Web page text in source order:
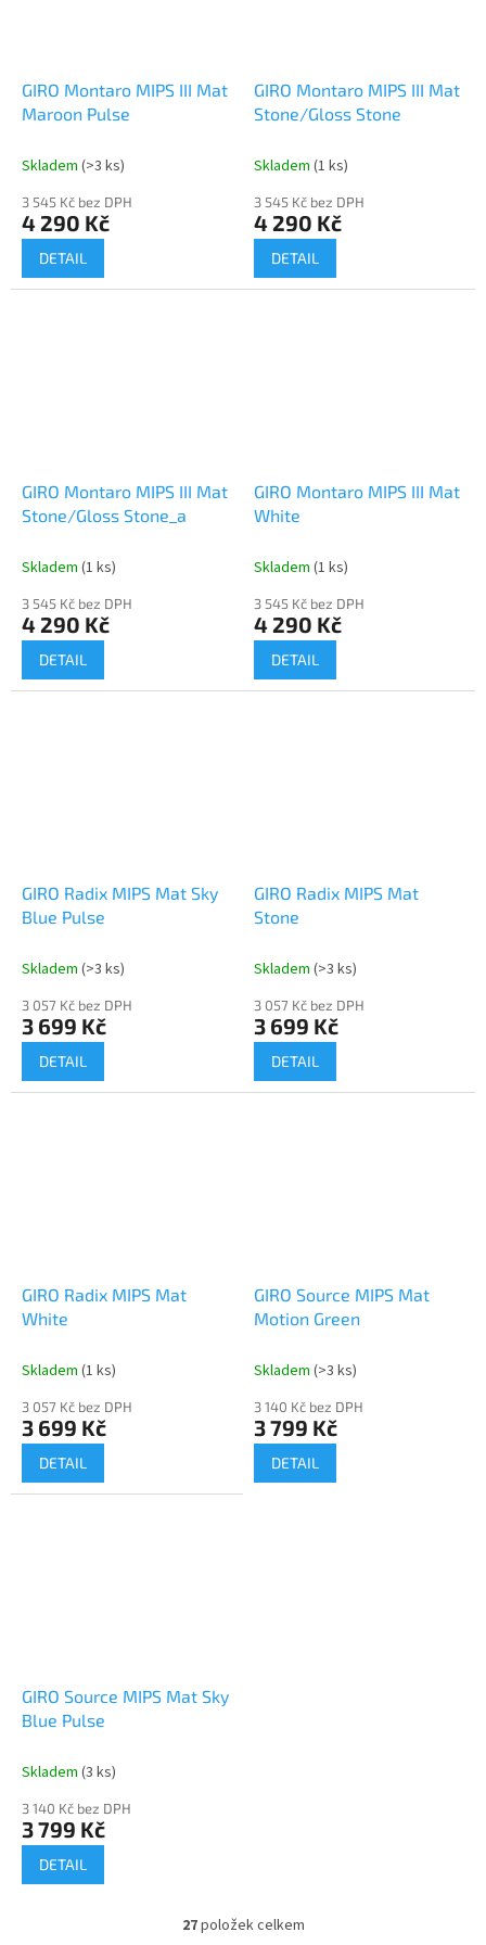
GIRO Montaro MIPS III Mat
Maroon Pulse
Skladem (>3 ks)
3 545 Kč bez DPH
4 290 Kč
DETAIL
GIRO Montaro MIPS III Mat
Stone/Gloss Stone
Skladem (1 ks)
3 545 Kč bez DPH
4 290 Kč
DETAIL
GIRO Montaro MIPS III Mat
Stone/Gloss Stone_a
Skladem (1 ks)
3 545 Kč bez DPH
4 290 Kč
DETAIL
GIRO Montaro MIPS III Mat
White
Skladem (1 ks)
3 545 Kč bez DPH
4 290 Kč
DETAIL
GIRO Radix MIPS Mat Sky
Blue Pulse
Skladem (>3 ks)
3 057 Kč bez DPH
3 699 Kč
DETAIL
GIRO Radix MIPS Mat
Stone
Skladem (>3 ks)
3 057 Kč bez DPH
3 699 Kč
DETAIL
GIRO Radix MIPS Mat
White
Skladem (1 ks)
3 057 Kč bez DPH
3 699 Kč
DETAIL
GIRO Source MIPS Mat
Motion Green
Skladem (>3 ks)
3 140 Kč bez DPH
3 799 Kč
DETAIL
GIRO Source MIPS Mat Sky
Blue Pulse
Skladem (3 ks)
3 140 Kč bez DPH
3 799 Kč
DETAIL
O
27položek celkem